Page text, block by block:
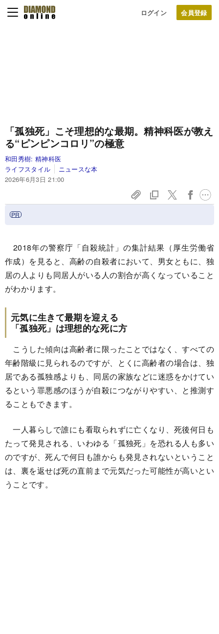
ログイン
「孤独死」こそ理想的な最期。精神科医が教え
る“ピンピンコロリ”の極意
和田秀樹: 精神科医
ライフスタイル
ニュースな本
2026年6月3日 21:00
2018年の警察庁「自殺統計」の集計結果（厚生労働省
作成）を見ると、高齢の自殺者において、男女ともに、独
居の人よりも同居人がいる人の割合が高くなっていること
がわかります。
元気に生きて最期を迎える
「孤独死」は理想的な死に方
こうした傾向は高齢者に限ったことではなく、すべての
年齢階級に見られるのですが、とくに高齢者の場合は、独
居である孤独感よりも、同居の家族などに迷惑をかけてい
るという罪悪感のほうが自殺につながりやすい、と推測す
ることもできます。
一人暮らしで誰にも看取られずに亡くなり、死後何日も
たって発見される、いわゆる「孤独死」を恐れる人も多い
のですが、死んで何日も誰からも発見されないということ
は、裏を返せば死の直前まで元気だった可能性が高いとい
うことです。